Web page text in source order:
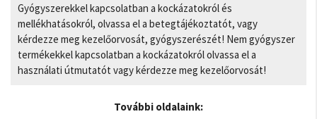
Gyógyszerekkel kapcsolatban a kockázatokról és
mellékhatásokról, olvassa el a betegtájékoztatót, vagy
kérdezze meg kezelőorvosát, gyógyszerészét! Nem gyógyszer
termékekkel kapcsolatban a kockázatokról olvassa el a
használati útmutatót vagy kérdezze meg kezelőorvosát!
További oldalaink: